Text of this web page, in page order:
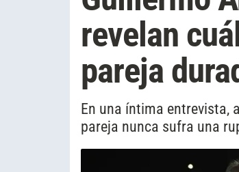
revelan
pareja
En una íntima entrevista,
pareja nunca sufra una